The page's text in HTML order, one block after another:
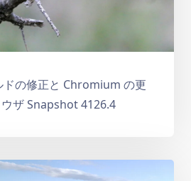
ドの修正と Chromium の更
ザ Snapshot 4126.4